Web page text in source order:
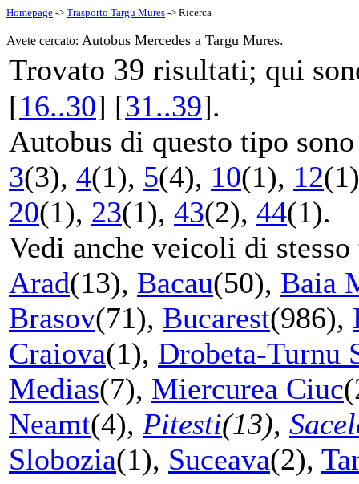
Homepage -> Trasporto Targu Mures -> Ricerca
Avete cercato: Autobus Mercedes a Targu Mures.
Trovato 39 risultati; qui
[16..30] [31..39].
Autobus di questo tipo
3(3), 4(1), 5(4), 10(1), 12
20(1), 23(1), 43(2), 44(1).
Vedi anche veicoli di
Arad(13), Bacau(50), Baia
Brasov(71), Bucarest(986),
Craiova(1), Drobeta-Turnu
Medias(7), Miercurea Ciuc
Neamt(4), Pitesti(13),
Slobozia(1), Suceava(2),